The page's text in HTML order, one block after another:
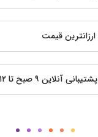
ارزانترین قیمت
پشتیبانی آنلاین ۹ صبح تا ۱۲ شب